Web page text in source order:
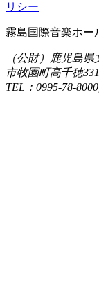
リシー
霧島国際音楽ホ
（公財）鹿児島
市牧園町高千穂
TEL：0995-78-